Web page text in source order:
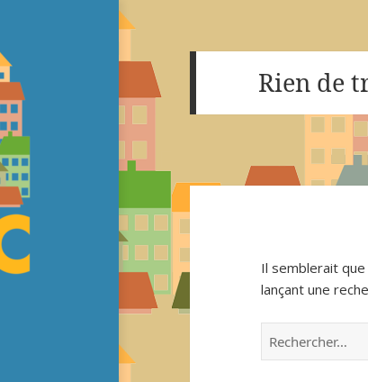
Rien de
Il semblerait
lançant une
Rechercher :